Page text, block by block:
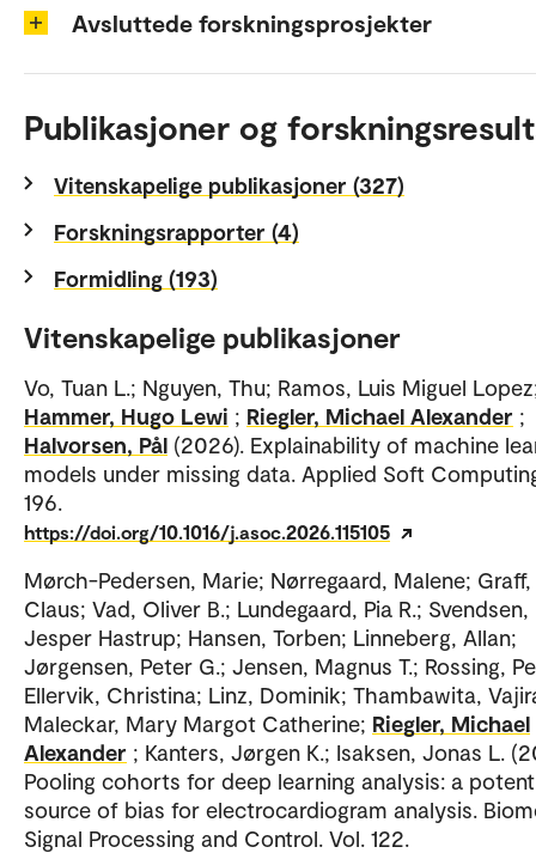
Avsluttede forskningsprosjekter
Publikasjoner og
Vitenskapelige publikasjoner (327)
Forskningsrapporter (4)
Formidling (193)
Vitenskapelige publikasjoner
Vo, Tuan L.; Nguyen, Thu; Ramos, Luis Miguel
Hammer, Hugo Lewi ; Riegler, Michael Alexander ;
Halvorsen, Pål (2026). Explainability of machine
models under missing data. Applied Soft
196.
https://doi.org/10.1016/j.asoc.2026.115105
Mørch-Pedersen, Marie; Nørregaard, Malene; Graff,
Claus; Vad, Oliver B.; Lundegaard, Pia R.; Svendsen,
Jesper Hastrup; Hansen, Torben; Linneberg, Allan;
Jørgensen, Peter G.; Jensen, Magnus T.; Rossing,
Ellervik, Christina; Linz, Dominik; Thambawita,
Maleckar, Mary Margot Catherine; Riegler, Michael
Alexander ; Kanters, Jørgen K.; Isaksen, Jonas L.
Pooling cohorts for deep learning analysis: a
source of bias for electrocardiogram analysis.
Signal Processing and Control. Vol. 122.